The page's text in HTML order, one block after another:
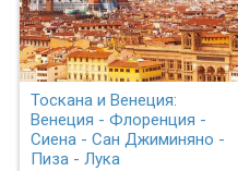
Тоскана и Венеция:
Венеция - Флоренция -
Сиена - Сан Джиминяно -
Пиза - Лука